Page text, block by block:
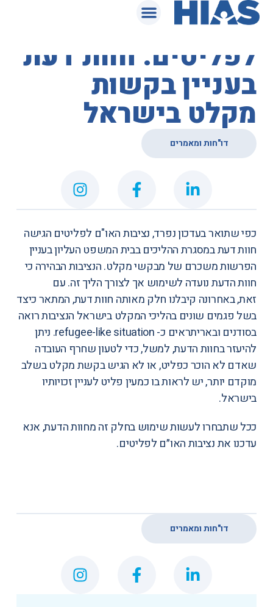
המאגר המשפטי
נציבות האו"ם
לפליטים: חוות דעת
בעניין בקשות
מקלט בישראל
דו"חות ומאמרים
כפי שתוארבעדכון נפרד, נציבות האו"ם לפליטים הגישה
חוות דעת במסגרת ההליכים בבית המשפט העליון בעניין
הפרשות משכרם של מבקשי מקלט. הנציבות הבהירה כי
חוות הדעת נועדה לשימוש אך לצורך הליך זה. עם
זאת, באחרונה קיבלנוחלק מאותה חוות דעת, המתאר כיצד
בשל פגמים שונים בהליכי המקלט בישראל הנציבות רואה
בסודנים ובאריתראים כ- refugee-like situation. ניתן
להיעזר בחוות הדעת, למשל, כדי לטעון שחרף העובדה
שאדם לא הוכר כפליט, או לא הגיש בקשת מקלט בשלב
מוקדם יותר, יש לראות בו כמעין פליט לעניין זכויותיו
בישראל.
ככל שתבחרו לעשות שימוש בחלק זה מחוות הדעת, אנא
עדכנו את נציבות האו״ם לפליטים.
דו"חות ומאמרים